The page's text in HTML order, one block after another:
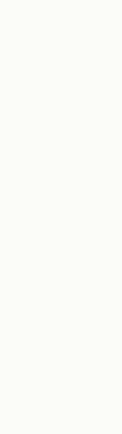
Amenez vos
sur place) ou
Interessiert
deren
700 boulevard